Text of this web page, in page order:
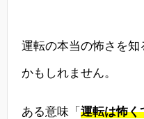
運転の本当の怖さを
かもしれません。
ある意味「 運転は怖く